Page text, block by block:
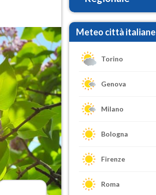
Meteo città italiane
Torino
Genova
Milano
Bologna
Firenze
Roma